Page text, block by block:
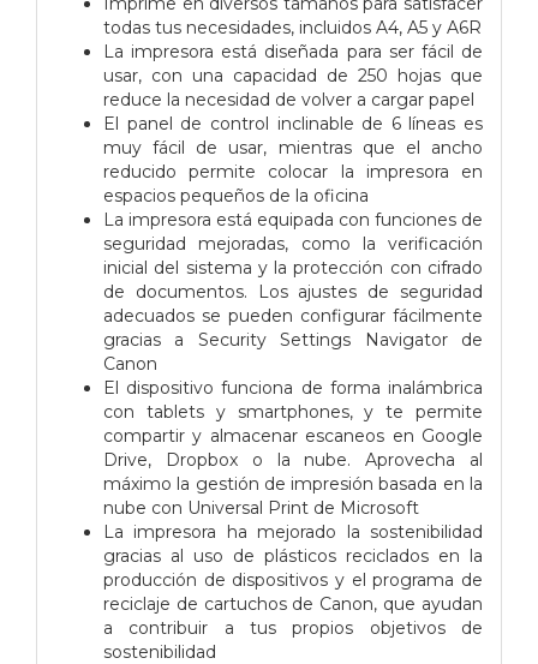
todas tus necesidades, incluidos A4, A5 y A6R
La impresora está diseñada para ser fácil de
usar, con una capacidad de 250 hojas que
reduce la necesidad de volver a cargar papel
El panel de control inclinable de 6 líneas es
muy fácil de usar, mientras que el ancho
reducido permite colocar la impresora en
espacios pequeños de la oficina
La impresora está equipada con funciones de
seguridad mejoradas, como la verificación
inicial del sistema y la protección con cifrado
de documentos. Los ajustes de seguridad
adecuados se pueden configurar fácilmente
gracias a Security Settings Navigator de
Canon
El dispositivo funciona de forma inalámbrica
con tablets y smartphones, y te permite
compartir y almacenar escaneos en Google
Drive, Dropbox o la nube. Aprovecha al
máximo la gestión de impresión basada en la
nube con Universal Print de Microsoft
La impresora ha mejorado la sostenibilidad
gracias al uso de plásticos reciclados en la
producción de dispositivos y el programa de
reciclaje de cartuchos de Canon, que ayudan
a contribuir a tus propios objetivos de
sostenibilidad